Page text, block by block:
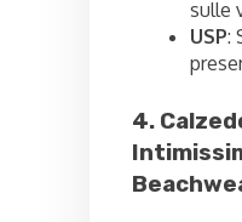
sulle
USP:
4.